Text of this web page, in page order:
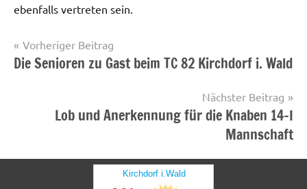
ebenfalls vertreten sein.
Startseite
Beitragsnavigation
Vorheriger Beitrag
Die Senioren zu Gast beim TC 82 Kirchdorf i. Wald
Nächster Beitrag
Lob und Anerkennung für die Knaben 14-I
Mannschaft